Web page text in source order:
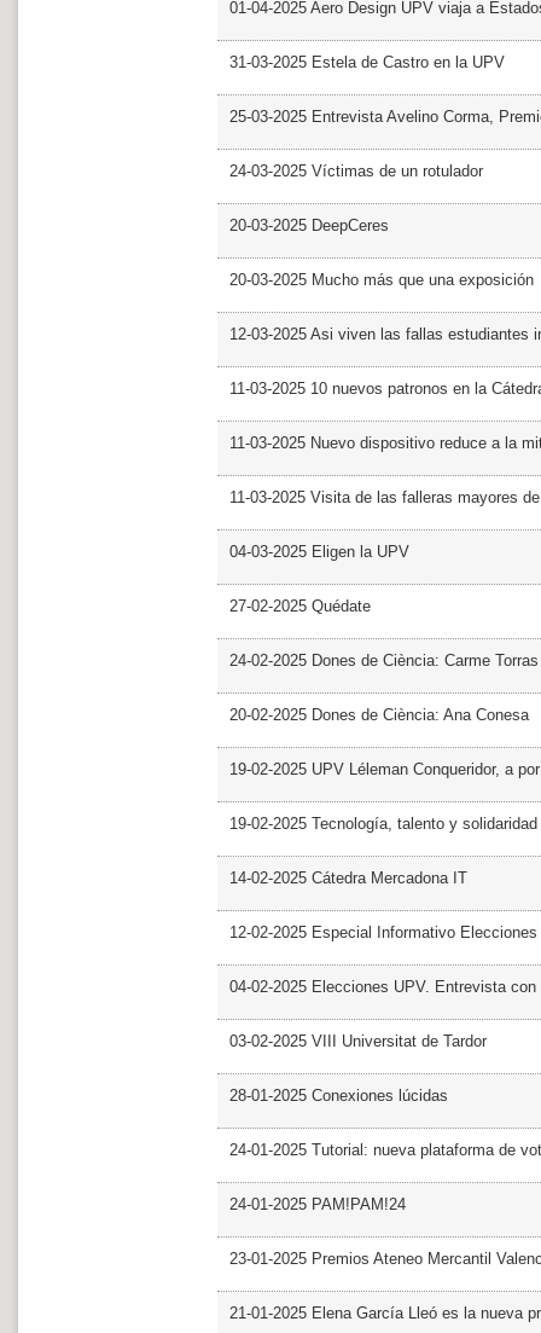
01-04-2025 Aero Design UPV viaja a
31-03-2025 Estela de Castro en la UPV
25-03-2025 Entrevista Avelino Corma,
24-03-2025 Víctimas de un rotulador
20-03-2025 DeepCeres
20-03-2025 Mucho más que una exposición
12-03-2025 Asi viven las fallas estudiantes
11-03-2025 10 nuevos patronos en la
11-03-2025 Nuevo dispositivo reduce a la
11-03-2025 Visita de las falleras mayores
04-03-2025 Eligen la UPV
27-02-2025 Quédate
24-02-2025 Dones de Ciència: Carme Torras
20-02-2025 Dones de Ciència: Ana Conesa
19-02-2025 UPV Léleman Conqueridor, a
19-02-2025 Tecnología, talento y
14-02-2025 Cátedra Mercadona IT
12-02-2025 Especial Informativo Elecciones
04-02-2025 Elecciones UPV. Entrevista con
03-02-2025 VIII Universitat de Tardor
28-01-2025 Conexiones lúcidas
24-01-2025 Tutorial: nueva plataforma de
24-01-2025 PAM!PAM!24
23-01-2025 Premios Ateneo Mercantil
21-01-2025 Elena García Lleó es la nueva